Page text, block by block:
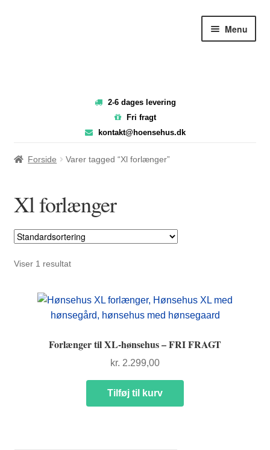
Menu
FORSIDE
2-6 dages levering
Fri fragt
kontakt@hoensehus.dk
Forside Varer tagged “Xl forlænger”
Xl forlænger
Viser 1 resultat
Forlænger til XL-hønsehus – FRI FRAGT
kr. 2.299,00
Tilføj til kurv